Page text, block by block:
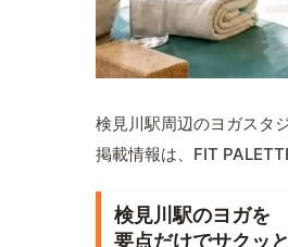
検見川駅周辺のヨガスタ
掲載情報は、FIT
検見川駅のヨガを
要点だけでサクッ